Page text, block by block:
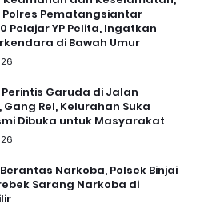
Polres Pematangsiantar
Pelajar YP Pelita, Ingatkan
di Bawah Umur
Garuda di Jalan
Rel, Kelurahan Suka
Dibuka untuk Masyarakat
Narkoba, Polsek Binjai
Sarang Narkoba di